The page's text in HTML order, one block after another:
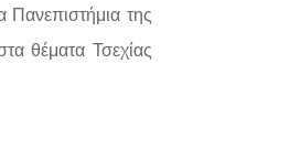
Πανεπιστήμια της
θέματα Τσεχίας